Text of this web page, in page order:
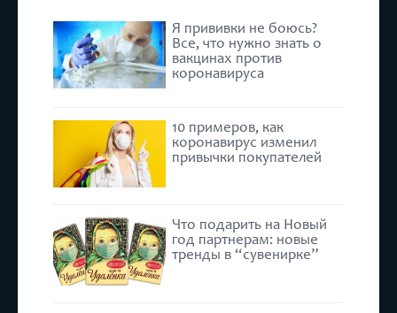
Я прививки не боюсь?
Все, что нужно знать о
вакцинах против
коронавируса
10 примеров, как
коронавирус изменил
привычки покупателей
Что подарить на Новый
год партнерам: новые
тренды в “сувенирке”